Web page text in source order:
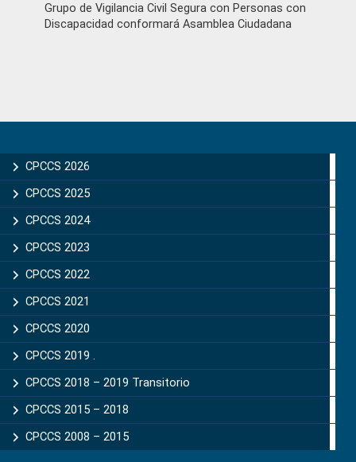
Grupo de Vigilancia Civil Segura con Personas con
Discapacidad conformará Asamblea Ciudadana
Sidebar
CPCCS 2026
CPCCS 2025
CPCCS 2024
CPCCS 2023
CPCCS 2022
CPCCS 2021
CPCCS 2020
CPCCS 2019 .
CPCCS 2018 – 2019 Transitorio
CPCCS 2015 – 2018
CPCCS 2008 – 2015